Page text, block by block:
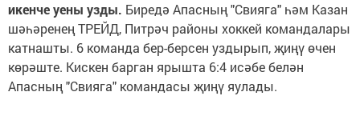
икенче уены узды. Биредә Апасның "Свияга" һәм Казан
шәһәренең ТРЕЙД, Питрәч районы хоккей командалары
катнашты. 6 команда бер-берсен уздырып, җиңү өчен
көрәште. Кискен барган ярышта 6:4 исәбе белән
Апасның "Свияга" командасы җиңү яулады.